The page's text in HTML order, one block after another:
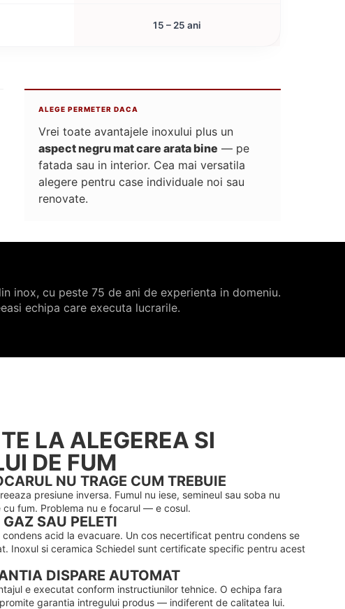
15 – 25 ani
ALEGE PERMETER DACA
Vrei toate avantajele inoxului plus un
aspect negru mat care arata bine — pe
fatada sau in interior. Cea mai versatila
alegere pentru case individuale noi sau
renovate.
inox, cu peste 75 de ani de experienta in domeniu.
echipa care executa lucrarile.
LA ALEGEREA SI
DE FUM
NU TRAGE CUM TREBUIE
presiune inversa. Fumul nu iese, semineul sau soba nu
fum. Problema nu e focarul — e cosul.
SAU PELETI
acid la evacuare. Un cos necertificat pentru condens se
Inoxul si ceramica Schiedel sunt certificate specific pentru acest
DISPARE AUTOMAT
e executat conform instructiunilor tehnice. O echipa fara
garantia intregului produs — indiferent de calitatea lui.